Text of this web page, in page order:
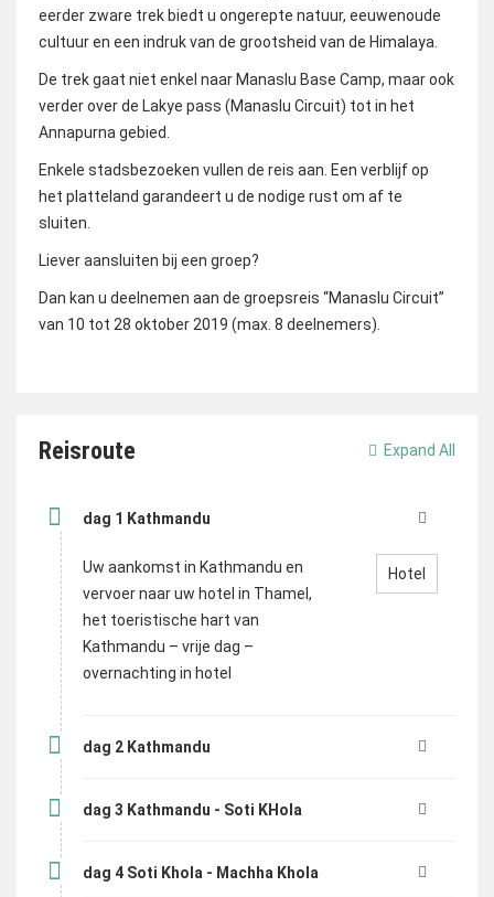
eerder zware trek biedt u ongerepte natuur, eeuwenoude
cultuur en een indruk van de grootsheid van de Himalaya.
De trek gaat niet enkel naar Manaslu Base Camp, maar ook
verder over de Lakye pass (Manaslu Circuit) tot in het
Annapurna gebied.
Enkele stadsbezoeken vullen de reis aan. Een verblijf op
het platteland garandeert u de nodige rust om af te
sluiten.
Liever aansluiten bij een groep?
Dan kan u deelnemen aan de groepsreis “Manaslu Circuit”
van 10 tot 28 oktober 2019 (max. 8 deelnemers).
Reisroute Expand All
dag 1 Kathmandu
Uw aankomst in Kathmandu en
vervoer naar uw hotel in Thamel,
het toeristische hart van
Kathmandu – vrije dag –
overnachting in hotel
Hotel
dag 2 Kathmandu
dag 3 Kathmandu - Soti KHola
dag 4 Soti Khola - Machha Khola